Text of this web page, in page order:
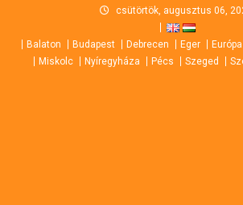
content
csütörtök, augusztus 06,
Balaton Budapest Debrecen Eger Európa
Miskolc
Nyíregyháza Pécs Szeged